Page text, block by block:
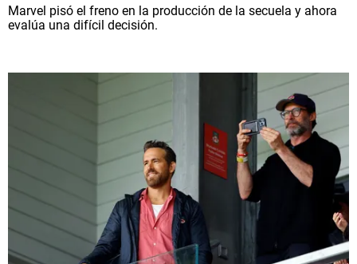
Marvel pisó el freno en la producción de la secuela y ahora
evalúa una difícil decisión.